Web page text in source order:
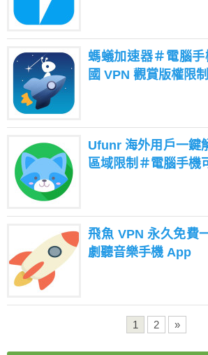
螞蟻加速器＃電腦
國 VPN 觀賞版權限
Ufunr 海外用戶一鍵
區域限制＃電腦手機
飛魚 VPN 永久免費
劇聽音樂手機 App
1 2 »